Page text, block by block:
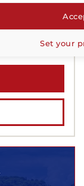
de 3 000 €
Set your